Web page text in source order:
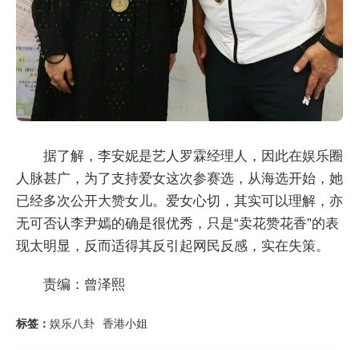
据了解，李安妮是艺人罗霖经理人，因此在娱乐圈
人脉甚广，为了支持爱女这次参赛选，从海选开始，她
已经多次公开大赞女儿。爱女心切，其实可以理解，亦
无可否认李尹嫣的确是很优秀，只是“卖花赞花香”的表
现太明显，反而适得其反引起网民反感，实在失策。
责编：曾泽熙
标签： 娱乐八卦 香港小姐